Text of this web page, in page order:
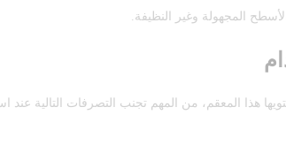
المجهولة وغير النظيفة.
هذا المعقم، من المهم تجنب التصرفات التالية عند